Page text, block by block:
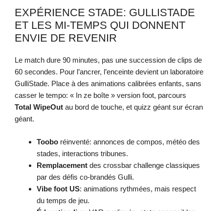
EXPÉRIENCE STADE: GULLISTADE
ET LES MI-TEMPS QUI DONNENT
ENVIE DE REVENIR
Le match dure 90 minutes, pas une succession de clips de
60 secondes. Pour l’ancrer, l’enceinte devient un laboratoire
GulliStade. Place à des animations calibrées enfants, sans
casser le tempo: « In ze boîte » version foot, parcours
Total WipeOut au bord de touche, et quizz géant sur écran
géant.
Toobo réinventé: annonces de compos, météo des
stades, interactions tribunes.
Remplacement des crossbar challenge classiques
par des défis co-brandés Gulli.
Vibe foot US: animations rythmées, mais respect
du temps de jeu.